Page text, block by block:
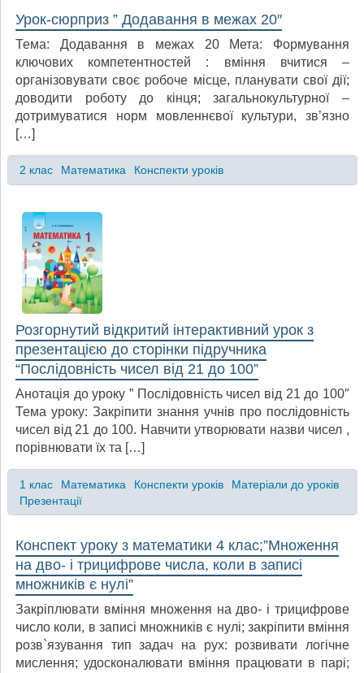
Урок-сюрприз ” Додавання в межах 20″
Тема: Додавання в межах 20 Мета: Формування
ключових компетентностей : вміння вчитися –
організовувати своє робоче місце, планувати свої дії;
доводити роботу до кінця; загальнокультурної –
дотримуватися норм мовленнєвої культури, зв’язно
[…]
2 клас Математика Конспекти уроків
Розгорнутий відкритий інтерактивний урок з
презентацією до сторінки підручника
“Послідовність чисел від 21 до 100”
Анотація до уроку ” Послідовність чисел від 21 до 100″
Тема уроку: Закріпити знання учнів про послідовність
чисел від 21 до 100. Навчити утворювати назви чисел ,
порівнювати їх та […]
1 клас Математика Конспекти уроків
Матеріали до уроків
Презентації
Конспект уроку з математики 4 клас;”Множення
на дво- і трицифрове числа, коли в записі
множників є нулі”
Закріплювати вміння множення на дво- і трицифрове
число коли, в записі множників є нулі; закріпити вміння
розв`язування тип задач на рух: розвивати логічне
мислення; удосконалювати вміння працювати в парі;